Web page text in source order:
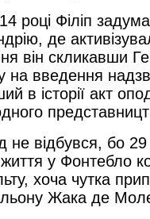
році Філіп
де
він скликавши
на введення
в історії акт
не відбувся, бо
життя у Фонтебло
хоча чутка
Жака де